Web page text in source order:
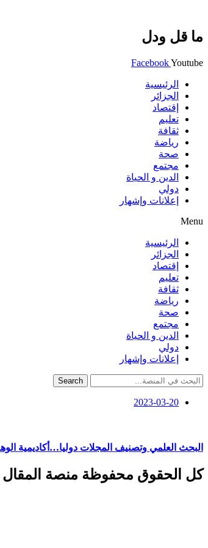
ما قل ودل
FacebookYoutube
الرئيسية
الجزائر
إقتصاد
تعليم
ثقافة
رياضة
صحة
مجتمع
الدين و الحياة
دولي
إعلانات وإشهار
Menu
الرئيسية
الجزائر
إقتصاد
تعليم
ثقافة
رياضة
صحة
مجتمع
الدين و الحياة
دولي
إعلانات وإشهار
Search
2023-03-20
البحث العلمي وتصنيف المجلات دوليا…أكاديمية
كل الحقوق محفوظة منصة المقال